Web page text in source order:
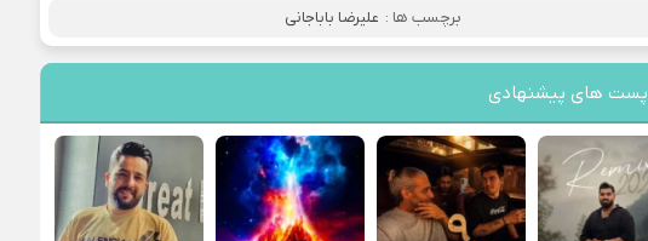
برچسب ها : علیرضا باباجانی
پست های پیشنهادی